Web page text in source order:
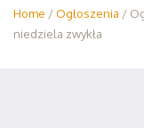
Home /Ogłoszenia /
niedziela zwykła